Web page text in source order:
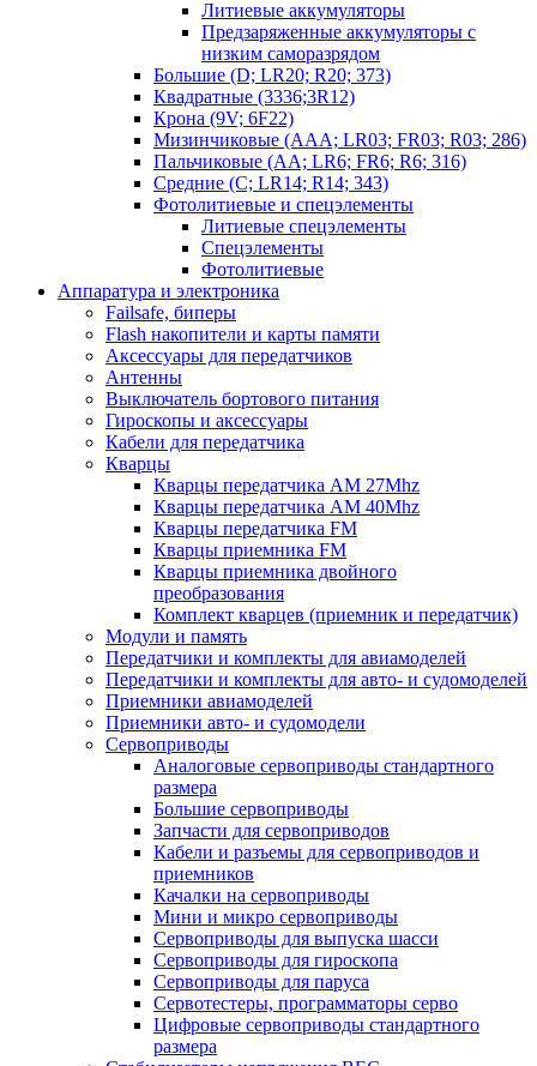
Литиевые аккумуляторы
Предзаряженные аккумуляторы с
низким саморазрядом
Большие (D; LR20; R20; 373)
Квадратные (3336;3R12)
Крона (9V; 6F22)
Мизинчиковые (AAA; LR03; FR03; R03; 286)
Пальчиковые (AA; LR6; FR6; R6; 316)
Средние (C; LR14; R14; 343)
Фотолитиевые и спецэлементы
Литиевые спецэлементы
Спецэлементы
Фотолитиевые
Аппаратура и электроника
Failsafe, биперы
Flash накопители и карты памяти
Аксессуары для передатчиков
Антенны
Выключатель бортового питания
Гироскопы и аксессуары
Кабели для передатчика
Кварцы
Кварцы передатчика AM 27Mhz
Кварцы передатчика AM 40Mhz
Кварцы передатчика FM
Кварцы приемника FM
Кварцы приемника двойного
преобразования
Комплект кварцев (приемник и передатчик)
Модули и память
Передатчики и комплекты для авиамоделей
Передатчики и комплекты для авто- и судомоделей
Приемники авиамоделей
Приемники авто- и судомодели
Сервоприводы
Аналоговые сервоприводы стандартного
размера
Большие сервоприводы
Запчасти для сервоприводов
Кабели и разъемы для сервоприводов и
приемников
Качалки на сервоприводы
Мини и микро сервоприводы
Сервоприводы для выпуска шасси
Сервоприводы для гироскопа
Сервоприводы для паруса
Сервотестеры, программаторы серво
Цифровые сервоприводы стандартного
размера